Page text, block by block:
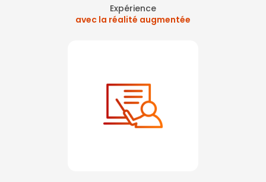
Expérience
avec la réalité augmentée